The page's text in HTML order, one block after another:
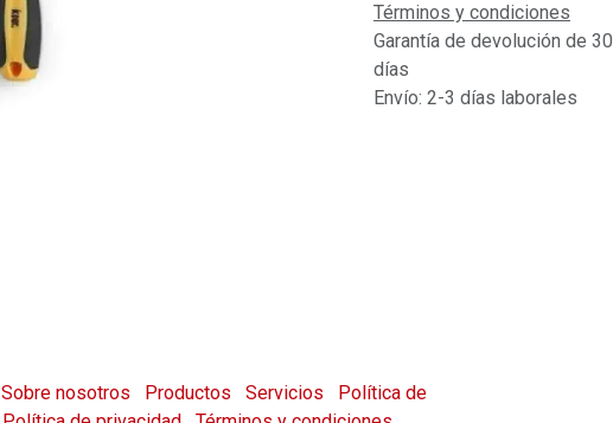
Términos y condiciones
Garantía de devolución de 30
días
Envío: 2-3 días laborales
Sobre nosotros Productos Servicios
Política de